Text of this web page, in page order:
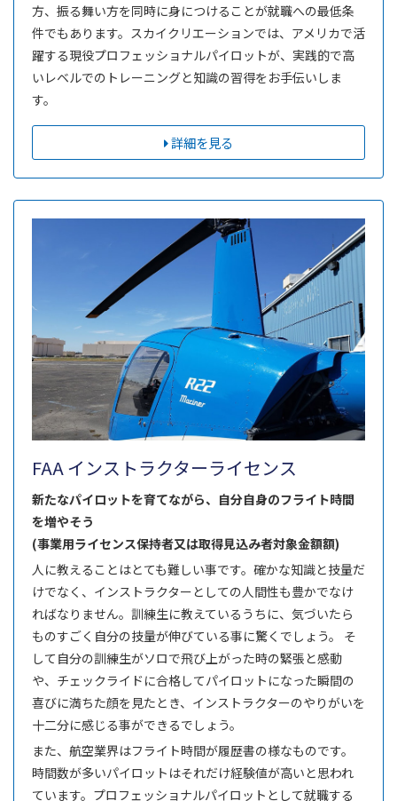
方、振る舞い方を同時に身につけることが就職への最低条
件でもあります。スカイクリエーションでは、アメリカで活
躍する現役プロフェッショナルパイロットが、実践的で高
いレベルでのトレーニングと知識の習得をお手伝いしま
す。
詳細を見る
FAA インストラクターライセンス
新たなパイロットを育てながら、自分自身のフライト時間
を増やそう
(事業用ライセンス保持者又は取得見込み者対象金額額)
人に教えることはとても難しい事です。確かな知識と技量だ
けでなく、インストラクターとしての人間性も豊かでなけ
ればなりません。訓練生に教えているうちに、気づいたら
ものすごく自分の技量が伸びている事に驚くでしょう。 そ
して自分の訓練生がソロで飛び上がった時の緊張と感動
や、チェックライドに合格してパイロットになった瞬間の
喜びに満ちた顔を見たとき、インストラクターのやりがいを
十二分に感じる事ができるでしょう。
また、航空業界はフライト時間が履歴書の様なものです。
時間数が多いパイロットはそれだけ経験値が高いと思われ
ています。プロフェッショナルパイロットとして就職する